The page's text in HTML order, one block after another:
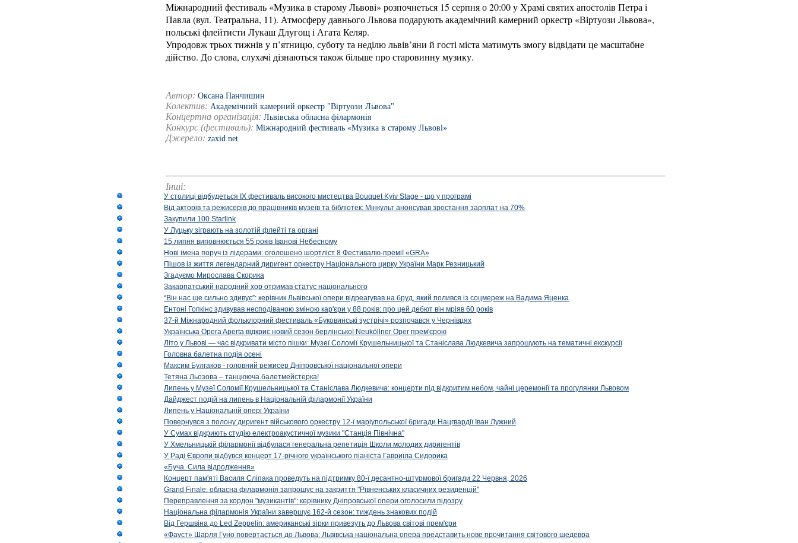
Міжнародний фестиваль «Музика в старому Львові» розпочнеться 15 серпня о 20:00 у Храмі святих апостолів Петра і
Павла (вул. Театральна, 11). Атмосферу давнього Львова подарують академічний камерний оркестр «Віртуози Львова»,
польські флейтисти Лукаш Длугощ і Агата Келяр.
Упродовж трьох тижнів у п’ятницю, суботу та неділю львів’яни й гості міста матимуть змогу відвідати це масштабне
дійство. До слова, слухачі дізнаються також більше про старовинну музику.
Автор: Оксана Панчишин
Колектив: Академічний камерний оркестр "Віртуози Львова"
Концертна організація: Львівська обласна філармонія
Конкурс (фестиваль): Міжнародний фестиваль «Музика в старому Львові»
Джерело: zaxid.net
Інші:
У столиці відбудеться IX фестиваль високого мистецтва Bouquet Kyiv Stage - що у програмі
Від акторів та режисерів до працівників музеїв та бібліотек: Мінкульт анонсував зростання зарплат на 70%
Закупили 100 Starlink
У Луцьку зіграють на золотій флейті та органі
15 липня виповнюється 55 років Іванові Небесному
Нові імена поруч із лідерами: оголошено шортліст 8 Фестивалю-премії «GRA»
Пішов із життя легендарний диригент оркестру Національного цирку України Марк Резницький
Згадуємо Мирослава Скорика
Закарпатський народний хор отримав статус національного
“Він нас ще сильно здивує”: керівник Львівської опери відреагував на бруд, який полився із соцмереж на Вадима Яценка
Ентоні Гопкінс здивував несподіваною зміною кар'єри у 88 років: про цей дебют він мріяв 60 років
37-й Міжнародний фольклорний фестиваль «Буковинські зустрічі» розпочався у Чернівцях
Українська Opera Aperta відкриє новий сезон берлінської Neuköllner Oper прем'єрою
Літо у Львові — час відкривати місто пішки: Музеї Соломії Крушельницької та Станіслава Людкевича запрошують на тематичні екскурсії
Головна балетна подія осені
Максим Булгаков - головний режисер Дніпровської національної опери
Тетяна Льозова – танцююча балетмейстерка!
Липень у Музеї Соломії Крушельницької та Станіслава Людкевича: концерти під відкритим небом, чайні церемонії та прогулянки Львовом
Дайджест подій на липень в Національній філармонії України
Липень у Національній опері України
Повернувся з полону диригент військового оркестру 12-ї маріупольської бригади Нацгвардії Іван Лужний
У Сумах відкриють студію електроакустичної музики "Станція Північна"
У Хмельницькій філармонії відбулася генеральна репетиція Школи молодих диригентів
У Раді Європи відбувся концерт 17-річного українського піаніста Гавриїла Сидорика
«Буча. Сила відродження»
Концерт пам'яті Василя Сліпака проведуть на підтримку 80-ї десантно-штурмової бригади 22 Червня, 2026
Grand Finale: обласна філармонія запрошує на закриття "Рівненських класичних резиденцій"
Переправлення за кордон "музикантів": керівнику Дніпровської опери оголосили підозру
Національна філармонія України завершує 162-й сезон: тиждень знакових подій
Від Гершвіна до Led Zeppelin: американські зірки привезуть до Львова світові прем'єри
«Фауст» Шарля Гуно повертається до Львова: Львівська національна опера представить нове прочитання світового шедевра